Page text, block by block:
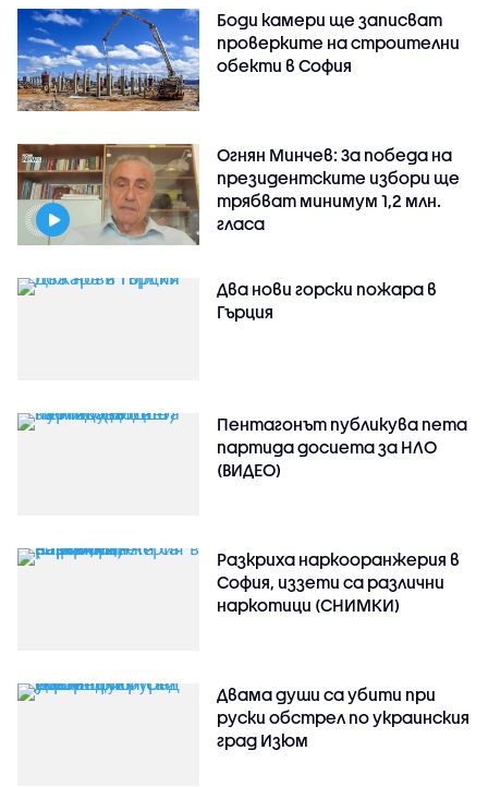
Боди камери ще записват
проверките на строителни
обекти в София
Огнян Минчев: За победа на
президентските избори ще
трябват минимум 1,2 млн.
гласа
Два нови горски пожара в
Гърция
Пентагонът публикува пета
партида досиета за НЛО
(ВИДЕО)
Разкриха наркооранжерия в
София, иззети са различни
наркотици (СНИМКИ)
Двама души са убити при
руски обстрeл по украинския
град Изюм